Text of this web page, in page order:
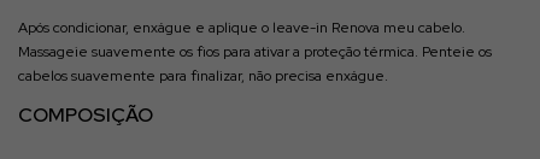
Após condicionar, enxágue e aplique o leave-in Renova meu cabelo.
Massageie suavemente os fios para ativar a proteção térmica. Penteie os
cabelos suavemente para finalizar, não precisa enxágue.
COMPOSIÇÃO